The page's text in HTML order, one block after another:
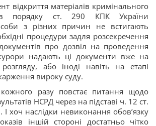
відкриття матеріалів кримінального
порядку ст. 290 КПК України
з різних причин не встигають
процедури задля розсекречення
про дозвіл на проведення
надають ці документи вже на
розгляду, або іноді навіть на етапі
вироку суду.
разу повстає питання щодо
НСРД через на підставі ч. 12 ст.
хоч наслідки невиконання обов’язку
іншій стороні достатньо чітко